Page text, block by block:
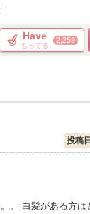
Have
もってる
2,259
投稿
。 白髪がある方